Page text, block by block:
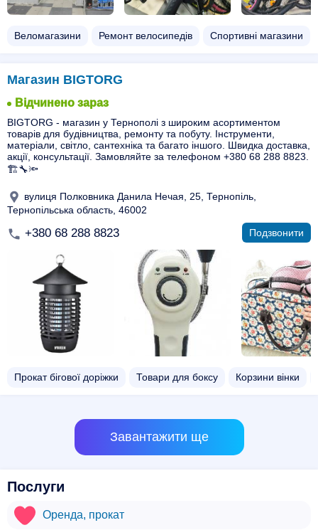
Веломагазини Ремонт велосипедів Спортивні магазини
Магазин BIGTORG
Відчинено зараз
BIGTORG - магазин у Тернополі з широким асортиментом
товарів для будівництва, ремонту та побуту. Інструменти,
матеріали, світло, сантехніка та багато іншого. Швидка доставка,
акції, консультації. Замовляйте за телефоном +380 68 288 8823.
🏗🔧🔦
вулиця Полковника Данила Нечая, 25, Тернопіль,
Тернопільська область, 46002
+380 68 288 8823 Подзвонити
Прокат бігової доріжки Товари для боксу Корзини вінки
Завантажити ще
Послуги
Оренда, прокат